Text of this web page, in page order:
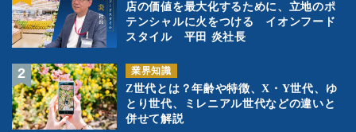
店の価値を最大化するために、立地のポ
テンシャルに火をつける イオンフード
スタイル 平田 炎社長
業界知識
Z世代とは？年齢や特徴、X・Y世代、ゆ
とり世代、ミレニアル世代などの違いと
併せて解説